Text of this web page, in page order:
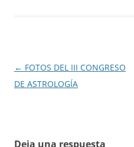
Navegación
de
← FOTOS DEL III CONGRESO
DE ASTROLOGÍA
Deja una respuesta